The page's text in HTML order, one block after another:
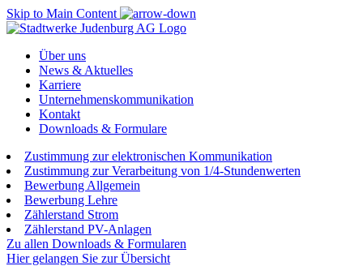
Skip to Main Content
Über uns
News & Aktuelles
Karriere
Unternehmenskommunikation
Kontakt
Downloads & Formulare
Zustimmung zur elektronischen Kommunikation
Zustimmung zur Verarbeitung von 1/4-Stundenwerten
Bewerbung Allgemein
Bewerbung Lehre
Zählerstand Strom
Zählerstand PV-Anlagen
Zu allen Downloads & Formularen
Hier gelangen Sie zur Übersicht